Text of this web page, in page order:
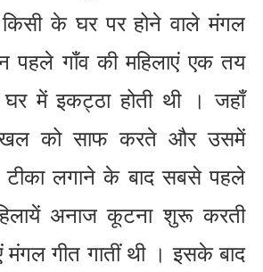
के घर पर होने वाले मंगल
पहले गाँव की महिलाएं एक तय
में इकट्ठा होती थी । जहाँ
को साफ करते और उसमें
टीका लगाने के बाद सबसे पहले
अनाज कूटना शुरू करती
मंगल गीत गातीं थी । इसके बाद